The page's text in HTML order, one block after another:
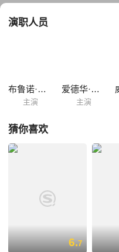
打垮，病毒最后亦得以控制。
案的死者均是李美的的前男友，
聪颖过人的探员卡拉斯基\对李
演职人员
布鲁诺·坎波斯
主演
爱德华·艾伯特
主演
猜你喜欢
6.7